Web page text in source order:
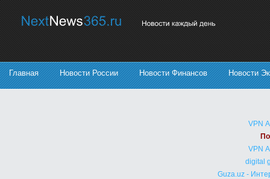
Главная Новости России Новости Финансов Новости
VPN
VPN
digital
Guza.uz -